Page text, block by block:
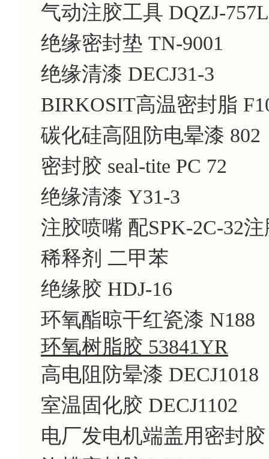
气动注胶工具 DQZJ-
绝缘密封垫 TN-9001
绝缘清漆 DECJ31-3
BIRKOSIT高温密封脂
碳化硅高阻防电晕漆 802
密封胶 seal-tite PC 72
绝缘清漆 Y31-3
注胶喷嘴 配SPK-2C-32
稀释剂 二甲苯
绝缘胶 HDJ-16
环氧酯晾干红瓷漆 N188
环氧树脂胶 53841YR
高电阻防晕漆 DECJ1018
室温固化胶 DECJ1102
电厂发电机端盖用密封胶